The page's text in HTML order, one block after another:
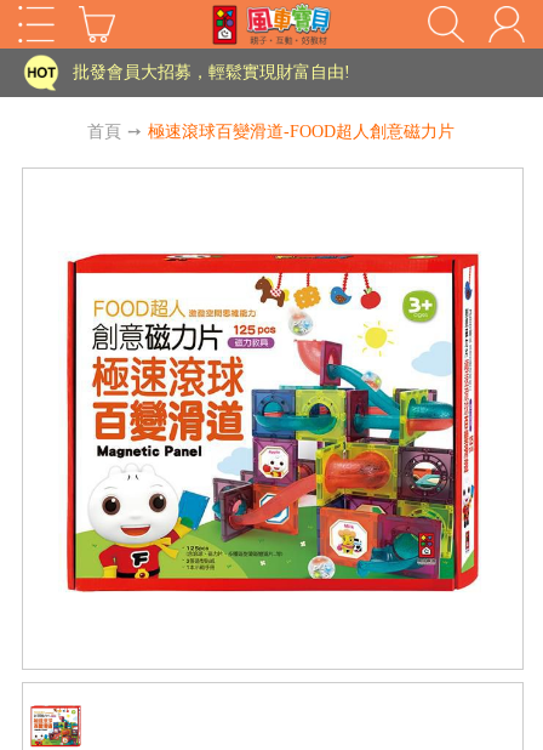
HOT
家長樂了!「風車書版集團暨FOOD超人企業總部」目前正興建中!
批發會員大招募，輕鬆實現財富自由!
老師您好!!幼教會員火熱招募中~
批發會員大招募，輕鬆實現財富自由!
老師您好!!幼教會員火熱招募中~
海外購物免煩惱！點我查看『海外購物流程說明』
首頁 ➙ 極速滾球百變滑道-FOOD超人創意磁力片